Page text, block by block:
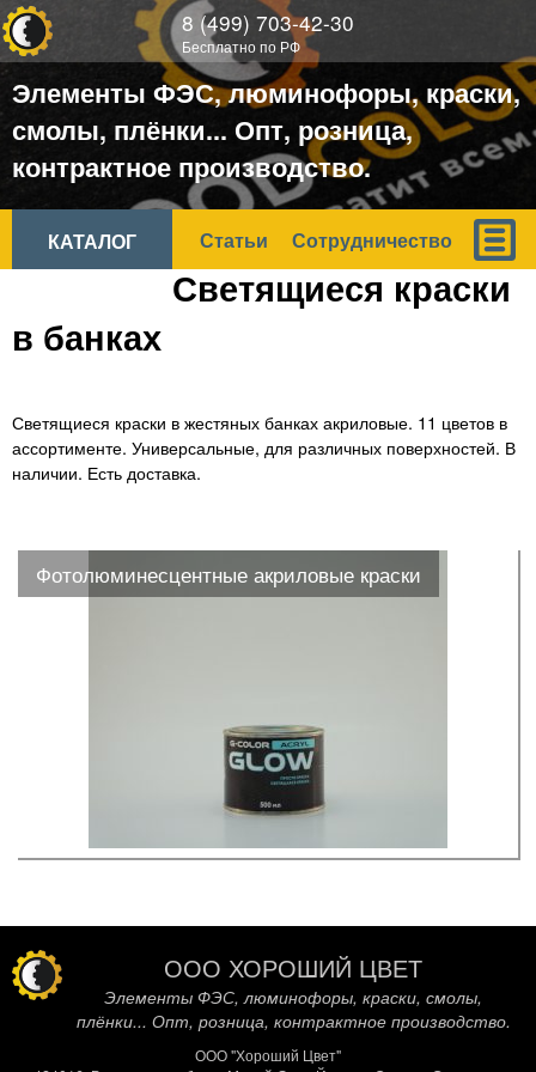
ООО
ХОРОШИЙ
ЦВЕТ
8 (499) 703-42-30
Бесплатно по РФ
Элементы ФЭС, люминофоры, краски,
смолы, плёнки... Опт, розница,
контрактное производство.
КАТАЛОГ Статьи Сотрудничество
Светящиеся краски
в банках
Светящиеся краски в жестяных банках акриловые. 11 цветов в
ассортименте. Универсальные, для различных поверхностей. В
наличии. Есть доставка.
Фотолюминесцентные акриловые краски
ООО ХОРОШИЙ ЦВЕТ
Элементы ФЭС, люминофоры, краски, смолы,
плёнки... Опт, розница, контрактное производство.
ООО "Хороший Цвет"